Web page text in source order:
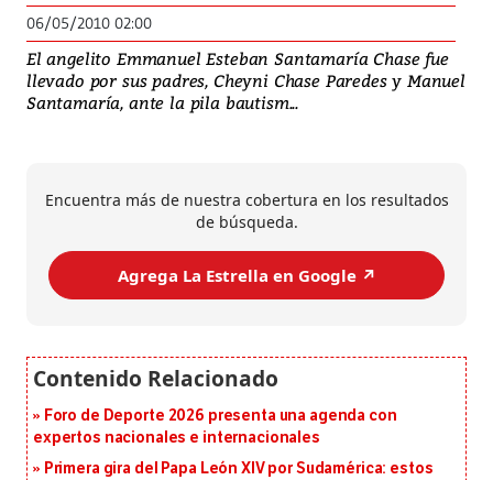
06/05/2010 02:00
El angelito Emmanuel Esteban Santamaría Chase fue
llevado por sus padres, Cheyni Chase Paredes y Manuel
Santamaría, ante la pila bautism...
Encuentra más de nuestra cobertura en los resultados
de búsqueda.
Agrega La Estrella en Google ↗️
Foro de Deporte 2026 presenta una agenda con
expertos nacionales e internacionales
Primera gira del Papa León XIV por Sudamérica: estos